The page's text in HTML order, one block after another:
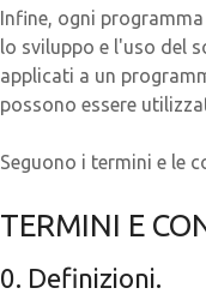
Infine, ogni
lo sviluppo e l'uso del
applicati a un
possono essere
Seguono i termini e le
TERMINI E
0. Definizioni.